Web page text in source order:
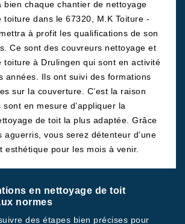
bien chaque chantier de nettoyage
toiture dans le 67320, M.K Toiture -
à profit les qualifications de son
Ce sont des couvreurs nettoyage et
toiture à Drulingen qui sont en activité
années. Ils ont suivi des formations
sur la couverture. C’est la raison
en mesure d’appliquer la
de toit la plus adaptée. Grâce
aguerris, vous serez détenteur d’une
esthétique pour les mois à venir.
en nettoyage de toit
normes
des étapes bien précises pour